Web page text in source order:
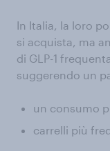
In Italia, la loro
si acquista, ma
di GLP-1
suggerendo un
un consumo
carrelli più